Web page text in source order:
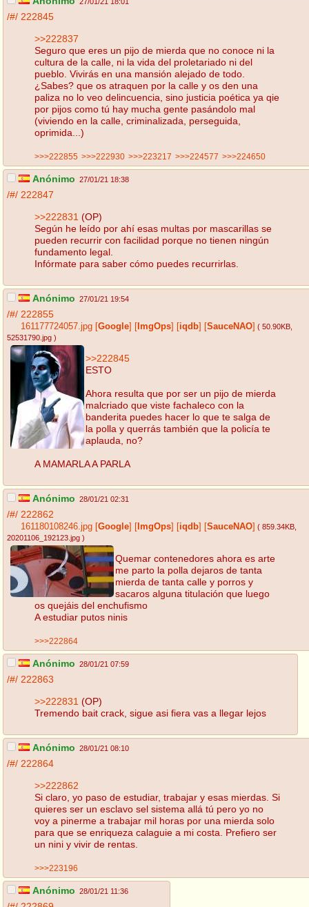
27/01/21 18:01
/#/ 222845
>>222837
Seguro que eres un pijo de mierda que no conoce ni la
cultura de la calle, ni la vida del proletariado ni del
pueblo. Vivirás en una mansión alejado de todo.
¿Sabes? que os atraquen por la calle y os den una
paliza no lo veo delincuencia, sino justicia poética ya qie
por pijos como tú hay mucha gente pasándolo mal
(viviendo en la calle, criminalizada, perseguida,
oprimida...)
>>>222855 >>>222930 >>>223217 >>>224577 >>>224650
Anónimo 27/01/21 18:38
/#/ 222847
>>222831 (OP)
Según he leído por ahí esas multas por mascarillas se
pueden recurrir con facilidad porque no tienen ningún
fundamento legal.
Infórmate para saber cómo puedes recurrirlas.
Anónimo 27/01/21 19:54
/#/ 222855
161177724057.jpg Google ImgOps iqdb SauceNAO ( 50.90KB
52531790.jpg )
>>222845
ESTO
Ahora resulta que por ser un pijo de mierda
malcriado que viste fachaleco con la
banderita puedes hacer lo que te salga de
la polla y querrás también que la policía te
aplauda, no?
A MAMARLA A PARLA
Anónimo 28/01/21 02:31
/#/ 222862
161180108246.jpg Google ImgOps iqdb SauceNAO ( 859.34KB
20201106_192123.jpg )
Quemar contenedores ahora es arte
me parto la polla dejaros de tanta
mierda de tanta calle y porros y
sacaros alguna titulación que luego
os quejáis del enchufismo
A estudiar putos ninis
>>>222864
Anónimo 28/01/21 07:59
/#/ 222863
>>222831 (OP)
Tremendo bait crack, sigue asi fiera vas a llegar lejos
Anónimo 28/01/21 08:10
/#/ 222864
>>222862
Si claro, yo paso de estudiar, trabajar y esas mierdas. Si
quieres ser un esclavo sel sistema allá tú pero yo no
voy a pinerme a trabajar mil horas por una mierda solo
para que se enriqueza calaguie a mi costa. Prefiero ser
un nini y vivir de rentas.
>>>223196
Anónimo 28/01/21 11:36